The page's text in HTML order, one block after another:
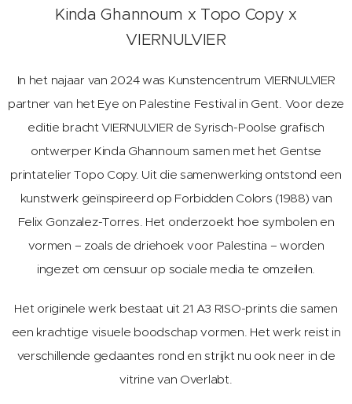
Kinda Ghannoum x Topo Copy x
VIERNULVIER
In het najaar van 2024 was Kunstencentrum VIERNULVIER
partner van het Eye on Palestine Festival in Gent. Voor deze
editie bracht VIERNULVIER de Syrisch-Poolse grafisch
ontwerper Kinda Ghannoum samen met het Gentse
printatelier Topo Copy. Uit die samenwerking ontstond een
kunstwerk geïnspireerd op Forbidden Colors (1988) van
Felix Gonzalez-Torres. Het onderzoekt hoe symbolen en
vormen – zoals de driehoek voor Palestina – worden
ingezet om censuur op sociale media te omzeilen.
Het originele werk bestaat uit 21 A3 RISO-prints die samen
een krachtige visuele boodschap vormen. Het werk reist in
verschillende gedaantes rond en strijkt nu ook neer in de
vitrine van Overlabt.